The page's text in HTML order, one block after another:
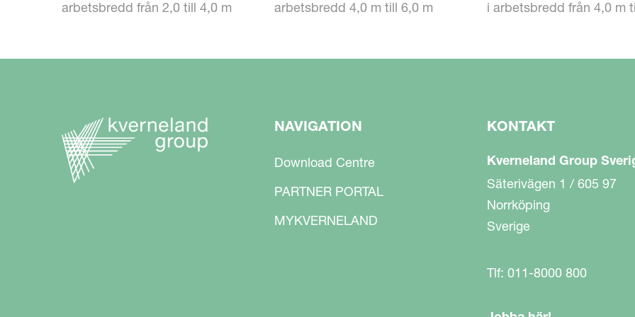
arbetsbredd från 2,0 till 4,0 m
arbetsbredd 4,0 m till 6,0 m
i arbetsbredd från 4,0 m
NAVIGATION
Download Centre
PARTNER PORTAL
MYKVERNELAND
KONTAKT
Kverneland Group
Säterivägen 1 / 605 97
Norrköping
Sverige
Tlf: 011-8000 800